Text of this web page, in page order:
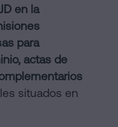
en la
para
actas de
situados en